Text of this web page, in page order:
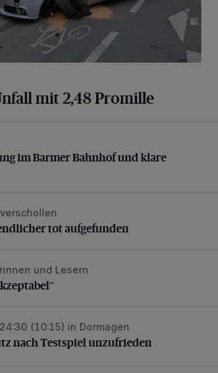
mit 2,48 Promille
im Barmer Bahnhof und klare Ansage
im Barmer Bahnhof und klare
tot aufgefunden
tot aufgefunden
und Lesern
nach Testspiel unzufrieden
(10:15) in Dormagen
nach Testspiel unzufrieden